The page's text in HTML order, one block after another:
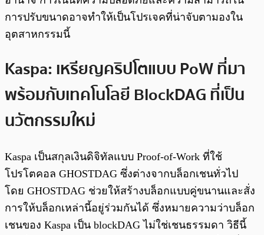
การปรับขนาดอาจทำให้เป็นโปรเจคที่น่าจับตามองใน
อุตสาหกรรมนี้
Kaspa: เหรียญคริปโตแบบ PoW ที่มา
พร้อมกับเทคโนโลยี BlockDAG ที่เป็น
นวัตกรรมใหม่
Kaspa เป็นสกุลเงินดิจิทัลแบบ Proof-of-Work ที่ใช้
โปรโตคอล GHOSTDAG ซึ่งต่างจากบล็อกเชนทั่วไป
โดย GHOSTDAG ช่วยให้สร้างบล็อกแบบคู่ขนานและสั่ง
การให้บล็อกเหล่านี้อยู่ร่วมกันได้ ซึ่งหมายความว่าบล็อก
เชนของ Kaspa เป็น blockDAG ไม่ใช่เชนธรรมดา วิธีนี้